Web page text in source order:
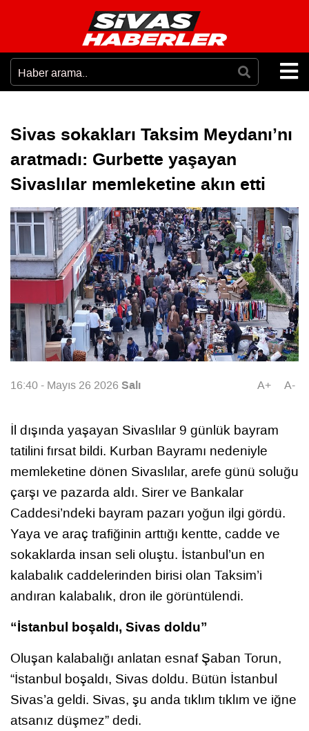
Sivas sokakları Taksim Meydanı’nı
aratmadı: Gurbette yaşayan
Sivaslılar memleketine akın etti
16:40 - Mayıs 26 2026 Salı A+ A-
İl dışında yaşayan Sivaslılar 9 günlük bayram
tatilini fırsat bildi. Kurban Bayramı nedeniyle
memleketine dönen Sivaslılar, arefe günü soluğu
çarşı ve pazarda aldı. Sirer ve Bankalar
Caddesi’ndeki bayram pazarı yoğun ilgi gördü.
Yaya ve araç trafiğinin arttığı kentte, cadde ve
sokaklarda insan seli oluştu. İstanbul’un en
kalabalık caddelerinden birisi olan Taksim’i
andıran kalabalık, dron ile görüntülendi.
“İstanbul boşaldı, Sivas doldu”
Oluşan kalabalığı anlatan esnaf Şaban Torun,
“İstanbul boşaldı, Sivas doldu. Bütün İstanbul
Sivas’a geldi. Sivas, şu anda tıklım tıklım ve iğne
atsanız düşmez” dedi.